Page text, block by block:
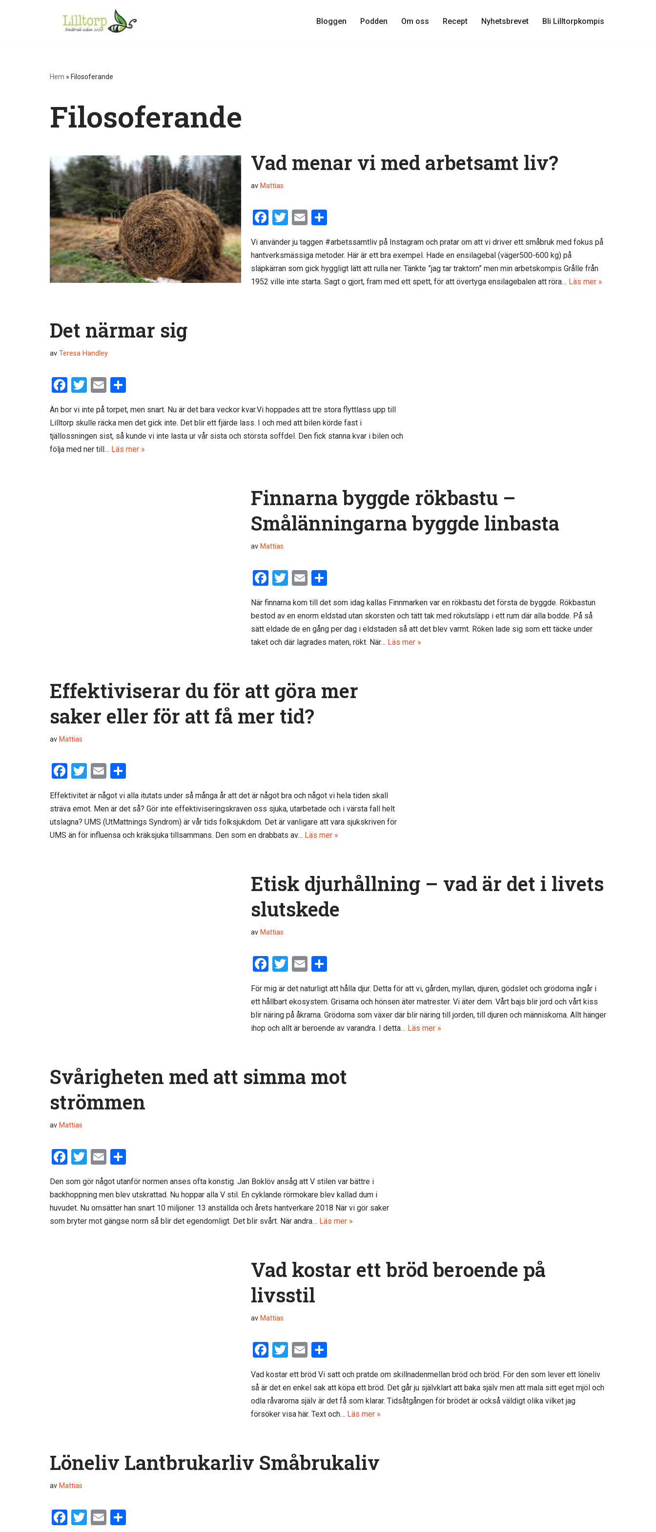
Bloggen Podden Om oss Recept Nyhetsbrevet Bli Lilltorpkompis
Hem » Filosoferande
Filosoferande
Vad menar vi med arbetsamt liv?
av Mattias
F
ce
b
o
T
tt
er
E
ail a
Vi använder ju taggen #arbetssamtliv på Instagram och pratar om att vi driver ett småbruk med fokus på
hantverksmässiga metoder. Här är ett bra exempel. Hade en ensilagebal (väger500-600 kg) på
släpkärran som gick hyggligt lätt att rulla ner. Tänkte ”jag tar traktorn” men min arbetskompis Grålle från
1952 ville inte starta. Sagt o gjort, fram med ett spett, för att övertyga ensilagebalen att röra… Läs mer »
Det närmar sig
av Teresa Handley
F
ce
b
o
T
tt
er
E
ail a
Än bor vi inte på torpet, men snart. Nu är det bara veckor kvar.Vi hoppades att tre stora flyttlass upp till
Lilltorp skulle räcka men det gick inte. Det blir ett fjärde lass. I och med att bilen körde fast i
tjällossningen sist, så kunde vi inte lasta ur vår sista och största soffdel. Den fick stanna kvar i bilen och
följa med ner till… Läs mer »
Finnarna byggde rökbastu –
Smålänningarna byggde linbasta
av Mattias
F
ce
b
o
T
tt
er
E
ail a
När finnarna kom till det som idag kallas Finnmarken var en rökbastu det första de byggde. Rökbastun
bestod av en enorm eldstad utan skorsten och tätt tak med rökutsläpp i ett rum där alla bodde. På så
sätt eldade de en gång per dag i eldstaden så att det blev varmt. Röken lade sig som ett täcke under
taket och där lagrades maten, rökt. När… Läs mer »
Effektiviserar du för att göra mer
saker eller för att få mer tid?
av Mattias
F
ce
b
o
T
tt
er
E
ail a
Effektivitet är något vi alla itutats under så många år att det är något bra och något vi hela tiden skall
sträva emot. Men är det så? Gör inte effektiviseringskraven oss sjuka, utarbetade och i värsta fall helt
utslagna? UMS (UtMattnings Syndrom) är vår tids folksjukdom. Det är vanligare att vara sjukskriven för
UMS än för influensa och kräksjuka tillsammans. Den som en drabbats av… Läs mer »
Etisk djurhållning – vad är det i livets
slutskede
av Mattias
F
ce
b
o
T
tt
er
E
ail a
För mig är det naturligt att hålla djur. Detta för att vi, gården, myllan, djuren, gödslet och grödorna ingår i
ett hållbart ekosystem. Grisarna och hönsen äter matrester. Vi äter dem. Vårt bajs blir jord och vårt kiss
blir näring på åkrarna. Grödorna som växer där blir näring till jorden, till djuren och människorna. Allt hänger
ihop och allt är beroende av varandra. I detta… Läs mer »
Svårigheten med att simma mot
strömmen
av Mattias
F
ce
b
o
T
wi
tt
er
E
ail a
Den som gör något utanför normen anses ofta konstig. Jan Boklöv ansåg att V stilen var bättre i
backhoppning men blev utskrattad. Nu hoppar alla V stil. En cyklande rörmokare blev kallad dum i
huvudet. Nu omsätter han snart 10 miljoner. 13 anställda och årets hantverkare 2018 När vi gör saker
som bryter mot gängse norm så blir det egendomligt. Det blir svårt. När andra… Läs mer »
Vad kostar ett bröd beroende på
livsstil
av Mattias
F
ce
b
o
T
tt
er
E
ail a
Vad kostar ett bröd Vi satt och pratde om skillnadenmellan bröd och bröd. För den som lever ett löneliv
så är det en enkel sak att köpa ett bröd. Det går ju självklart att baka själv men att mala sitt eget mjöl och
odla råvarorna själv är det få som klarar. Tidsåtgången för brödet är också väldigt olika vilket jag
försöker visa här. Text och… Läs mer »
Löneliv Lantbrukarliv Småbrukaliv
av Mattias
F
T
E